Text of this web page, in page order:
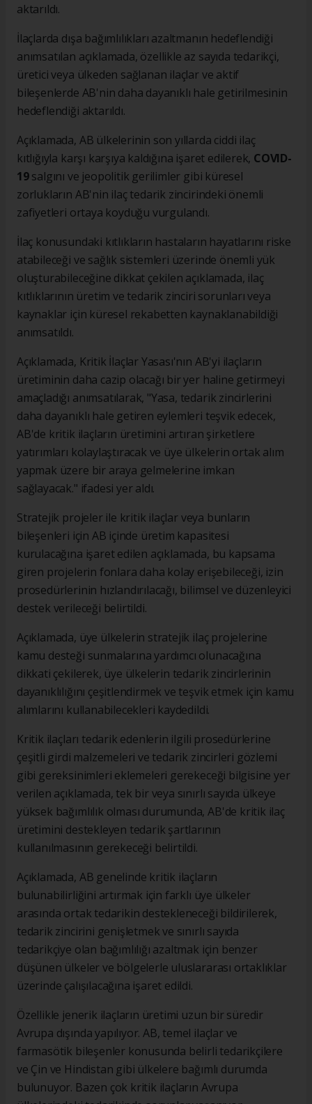
aktarıldı.
İlaçlarda dışa bağımlılıkları azaltmanın hedeflendiği
anımsatılan açıklamada, özellikle az sayıda tedarikçi,
üretici veya ülkeden sağlanan ilaçlar ve aktif
bileşenlerde AB'nin daha dayanıklı hale getirilmesinin
hedeflendiği aktarıldı.
Açıklamada, AB ülkelerinin son yıllarda ciddi ilaç
kıtlığıyla karşı karşıya kaldığına işaret edilerek, COVID-
19salgını ve jeopolitik gerilimler gibi küresel
zorlukların AB'nin ilaç tedarik zincirindeki önemli
zafiyetleri ortaya koyduğu vurgulandı.
İlaç konusundaki kıtlıkların hastaların hayatlarını riske
atabileceği ve sağlık sistemleri üzerinde önemli yük
oluşturabileceğine dikkat çekilen açıklamada, ilaç
kıtlıklarının üretim ve tedarik zinciri sorunları veya
kaynaklar için küresel rekabetten kaynaklanabildiği
anımsatıldı.
Açıklamada, Kritik İlaçlar Yasası'nın AB'yi ilaçların
üretiminin daha cazip olacağı bir yer haline getirmeyi
amaçladığı anımsatılarak, "Yasa, tedarik zincirlerini
daha dayanıklı hale getiren eylemleri teşvik edecek,
AB'de kritik ilaçların üretimini artıran şirketlere
yatırımları kolaylaştıracak ve üye ülkelerin ortak alım
yapmak üzere bir araya gelmelerine imkan
sağlayacak." ifadesi yer aldı.
Stratejik projeler ile kritik ilaçlar veya bunların
bileşenleri için AB içinde üretim kapasitesi
kurulacağına işaret edilen açıklamada, bu kapsama
giren projelerin fonlara daha kolay erişebileceği, izin
prosedürlerinin hızlandırılacağı, bilimsel ve düzenleyici
destek verileceği belirtildi.
Açıklamada, üye ülkelerin stratejik ilaç projelerine
kamu desteği sunmalarına yardımcı olunacağına
dikkati çekilerek, üye ülkelerin tedarik zincirlerinin
dayanıklılığını çeşitlendirmek ve teşvik etmek için kamu
alımlarını kullanabilecekleri kaydedildi.
Kritik ilaçları tedarik edenlerin ilgili prosedürlerine
çeşitli girdi malzemeleri ve tedarik zincirleri gözlemi
gibi gereksinimleri eklemeleri gerekeceği bilgisine yer
verilen açıklamada, tek bir veya sınırlı sayıda ülkeye
yüksek bağımlılık olması durumunda, AB'de kritik ilaç
üretimini destekleyen tedarik şartlarının
kullanılmasının gerekeceği belirtildi.
Açıklamada, AB genelinde kritik ilaçların
bulunabilirliğini artırmak için farklı üye ülkeler
arasında ortak tedarikin destekleneceği bildirilerek,
tedarik zincirini genişletmek ve sınırlı sayıda
tedarikçiye olan bağımlılığı azaltmak için benzer
düşünen ülkeler ve bölgelerle uluslararası ortaklıklar
üzerinde çalışılacağına işaret edildi.
Özellikle jenerik ilaçların üretimi uzun bir süredir
Avrupa dışında yapılıyor. AB, temel ilaçlar ve
farmasötik bileşenler konusunda belirli tedarikçilere
ve Çin ve Hindistan gibi ülkelere bağımlı durumda
bulunuyor. Bazen çok kritik ilaçların Avrupa